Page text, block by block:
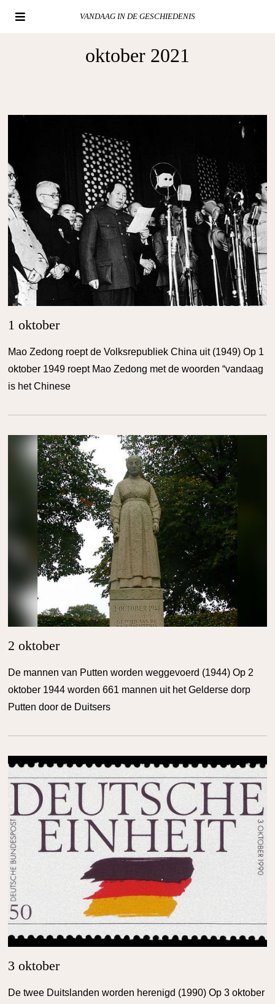
VANDAAG IN DE GESCHIEDENIS
oktober 2021
1 oktober
Mao Zedong roept de Volksrepubliek China uit (1949) Op 1
oktober 1949 roept Mao Zedong met de woorden “vandaag
is het Chinese
2 oktober
De mannen van Putten worden weggevoerd (1944) Op 2
oktober 1944 worden 661 mannen uit het Gelderse dorp
Putten door de Duitsers
3 oktober
De twee Duitslanden worden herenigd (1990) Op 3 oktober